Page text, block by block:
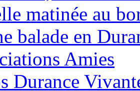
matinée au
balade en
Amies
Durance